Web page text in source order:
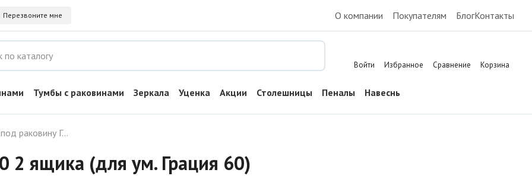
Перезвоните мне О компании Покупателям БлогКонтакты
Войти
Избранное Сравнение Корзина
Тумбы с раковинами Зеркала Уценка Акции Столешницы Пеналы Навесные шкафы
Тумба под раковину Грация 60 2 ящика (для ум. Грация 60)
2 ящика (для ум. Грация 60)